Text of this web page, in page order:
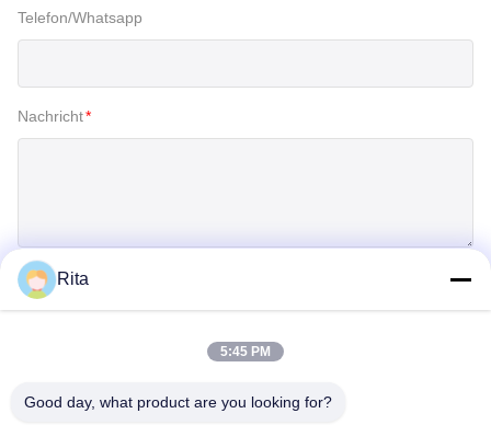
Telefon/Whatsapp
Nachricht*
Rita
5:45 PM
Good day, what product are you looking for?